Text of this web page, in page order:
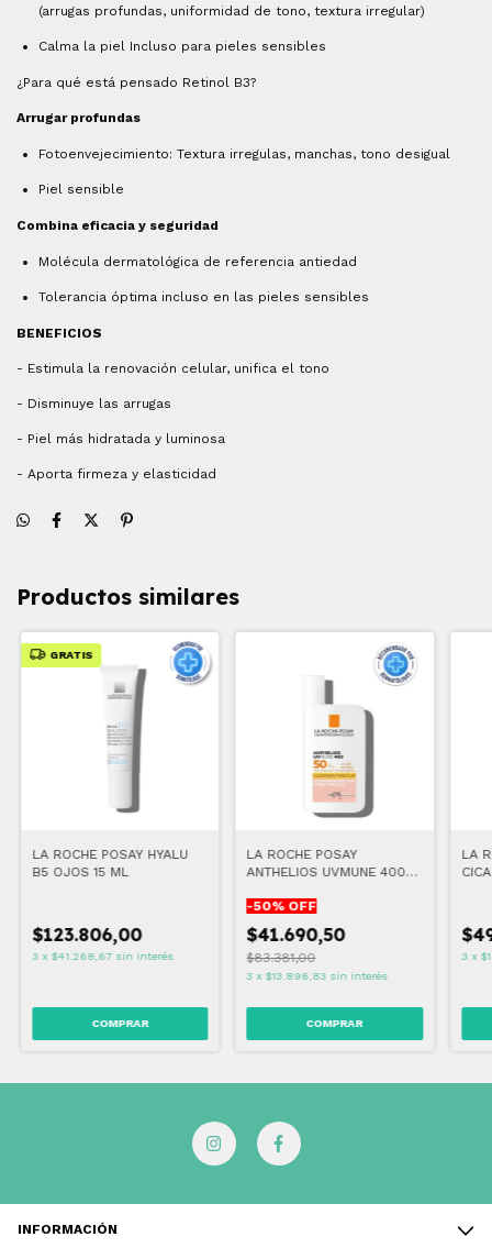
(arrugas profundas, uniformidad de tono, textura irregular)
Calma la piel Incluso para pieles sensibles
¿Para qué está pensado Retinol B3?
Arrugar profundas
Fotoenvejecimiento: Textura irregulas, manchas, tono desigual
Piel sensible
Combina eficacia y seguridad
Molécula dermatológica de referencia antiedad
Tolerancia óptima incluso en las pieles sensibles
BENEFICIOS
- Estimula la renovación celular, unifica el tono
- Disminuye las arrugas
- Piel más hidratada y luminosa
- Aporta firmeza y elasticidad
Productos similares
GRATIS
LA ROCHE POSAY HYALU
B5 OJOS 15 ML
$123.806,00
3 x $41.268,67 sin interés
LA ROCHE POSAY
ANTHELIOS UVMUNE 400
FPS50+ COLOR
-50% OFF
$41.690,50
$83.381,00
3 x $13.896,83 sin interés
LA
3 x
INFORMACIÓN